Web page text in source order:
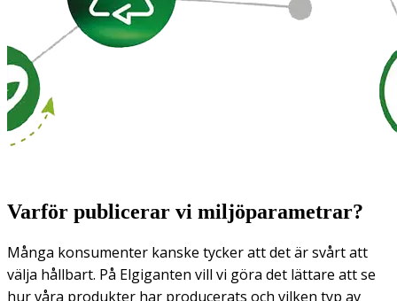
Varför publicerar vi miljöparametrar?
Många konsumenter kanske tycker att det är svårt att
välja hållbart. På Elgiganten vill vi göra det lättare att se
hur våra produkter har producerats och vilken typ av